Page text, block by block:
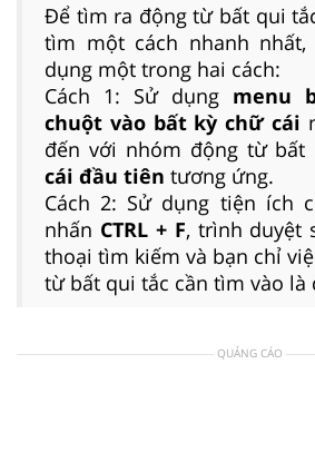
Để tìm ra động từ bất qui
tìm một cách nhanh
dụng một trong hai cách:
Cách 1: Sử dụng menu
chuột vào bất kỳ chữ cái
đến với nhóm động từ
cái đầu tiên tương ứng.
Cách 2: Sử dụng tiện ích
nhấn CTRL + F, trình duyệt
thoại tìm kiếm và bạn chỉ
từ bất qui tắc cần tìm vào là
QUẢNG CÁO